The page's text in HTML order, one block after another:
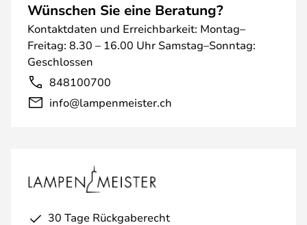
Wünschen Sie eine Beratung?
Kontaktdaten und Erreichbarkeit: Montag–
Freitag: 8.30 – 16.00 Uhr Samstag–Sonntag:
Geschlossen
848100700
info@lampenmeister.ch
30 Tage Rückgaberecht